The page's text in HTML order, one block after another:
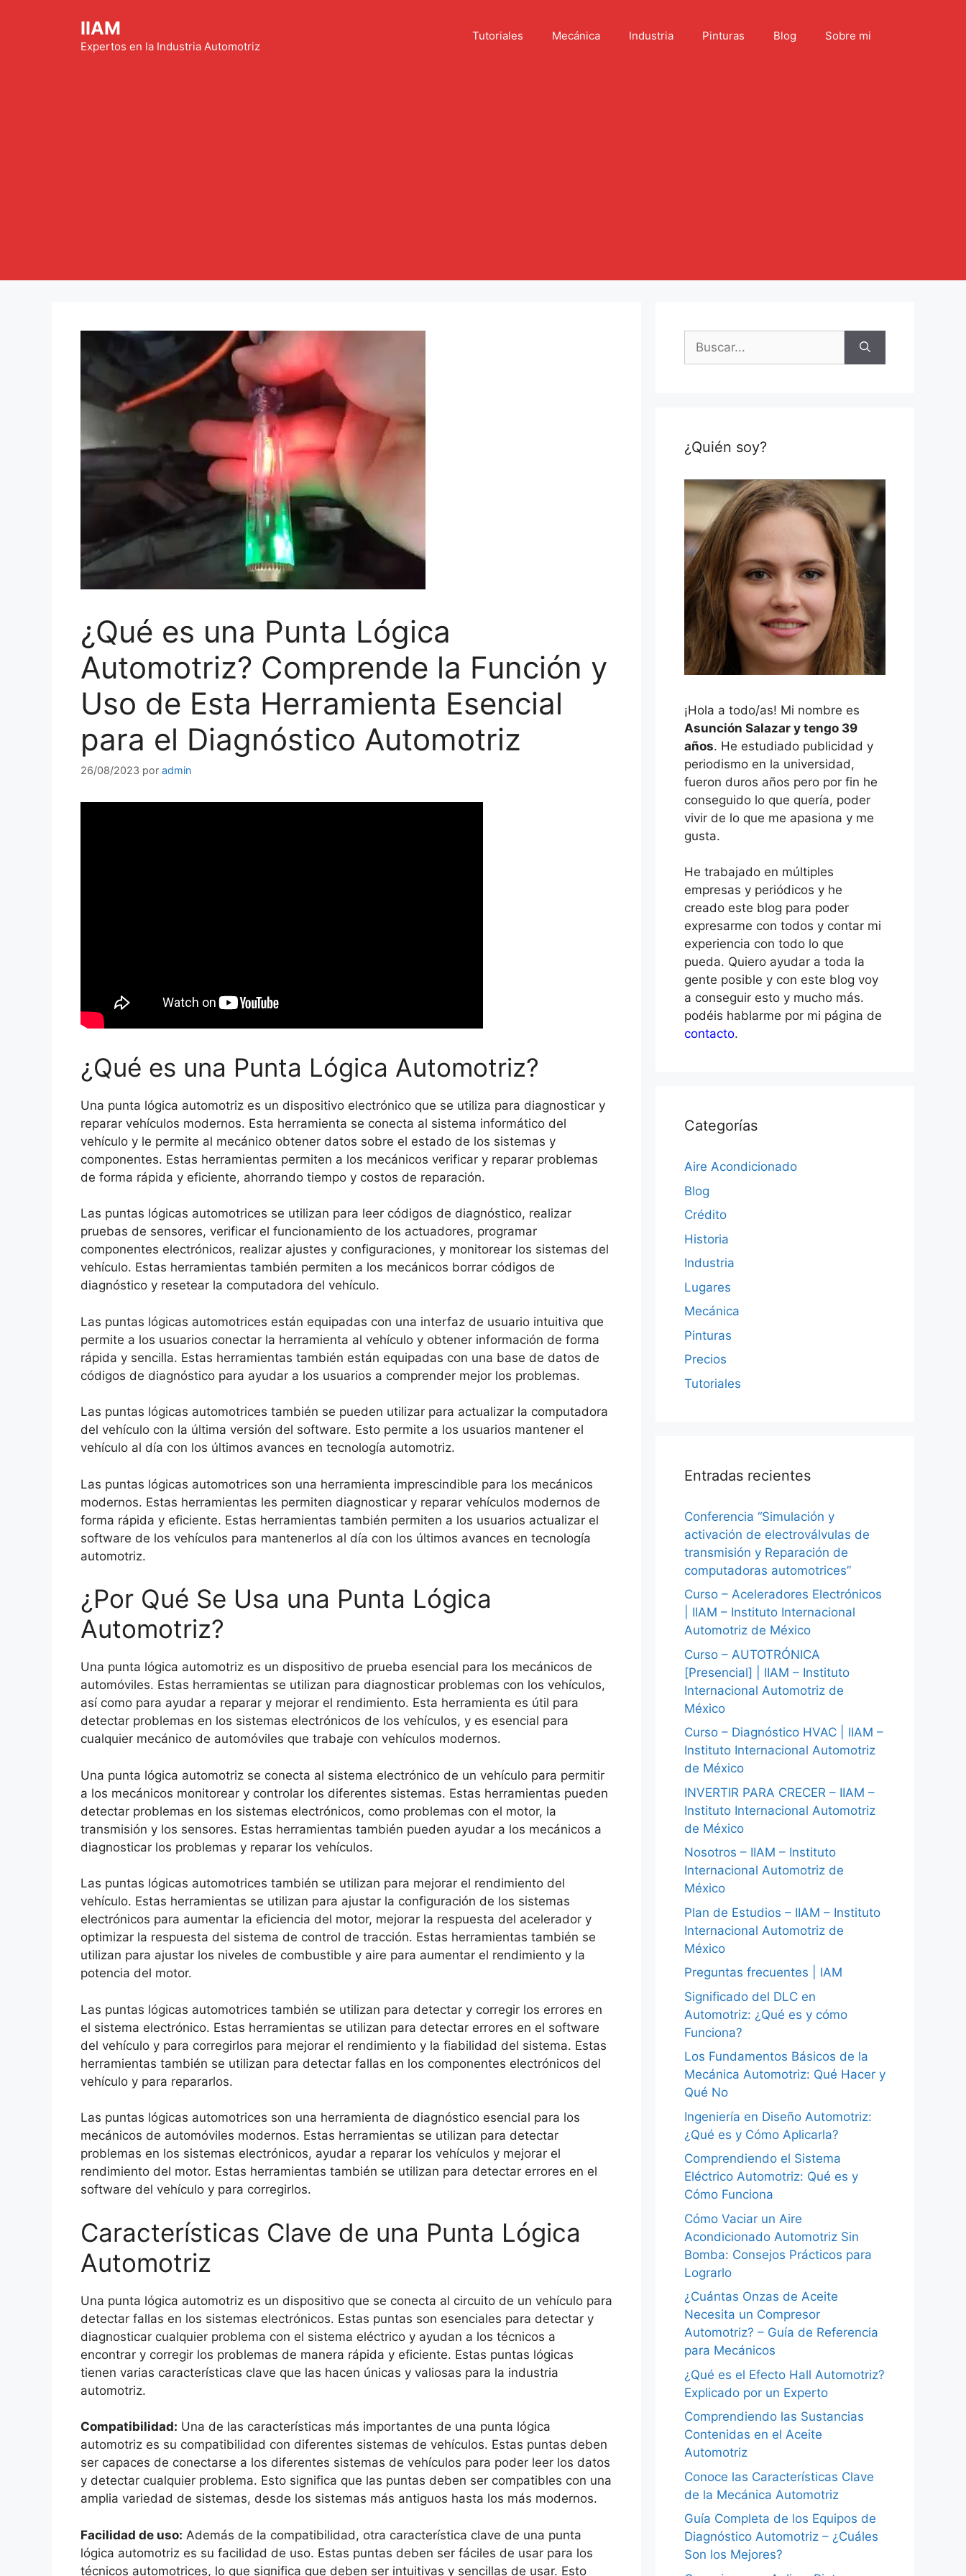
IIAM
Expertos en la Industria Automotriz
Tutoriales Mecánica Industria Pinturas Blog Sobre mi
¿Qué es una Punta Lógica
Automotriz? Comprende la Función y
Uso de Esta Herramienta Esencial
para el Diagnóstico Automotriz
26/08/2023 por admin
¿Qué es una Punta Lógica Automotriz?
Una punta lógica automotriz es un dispositivo electrónico que se utiliza para diagnosticar y
reparar vehículos modernos. Esta herramienta se conecta al sistema informático del
vehículo y le permite al mecánico obtener datos sobre el estado de los sistemas y
componentes. Estas herramientas permiten a los mecánicos verificar y reparar problemas
de forma rápida y eficiente, ahorrando tiempo y costos de reparación.
Las puntas lógicas automotrices se utilizan para leer códigos de diagnóstico, realizar
pruebas de sensores, verificar el funcionamiento de los actuadores, programar
componentes electrónicos, realizar ajustes y configuraciones, y monitorear los sistemas del
vehículo. Estas herramientas también permiten a los mecánicos borrar códigos de
diagnóstico y resetear la computadora del vehículo.
Las puntas lógicas automotrices están equipadas con una interfaz de usuario intuitiva que
permite a los usuarios conectar la herramienta al vehículo y obtener información de forma
rápida y sencilla. Estas herramientas también están equipadas con una base de datos de
códigos de diagnóstico para ayudar a los usuarios a comprender mejor los problemas.
Las puntas lógicas automotrices también se pueden utilizar para actualizar la computadora
del vehículo con la última versión del software. Esto permite a los usuarios mantener el
vehículo al día con los últimos avances en tecnología automotriz.
Las puntas lógicas automotrices son una herramienta imprescindible para los mecánicos
modernos. Estas herramientas les permiten diagnosticar y reparar vehículos modernos de
forma rápida y eficiente. Estas herramientas también permiten a los usuarios actualizar el
software de los vehículos para mantenerlos al día con los últimos avances en tecnología
automotriz.
¿Por Qué Se Usa una Punta Lógica
Automotriz?
Una punta lógica automotriz es un dispositivo de prueba esencial para los mecánicos de
automóviles. Estas herramientas se utilizan para diagnosticar problemas con los vehículos,
así como para ayudar a reparar y mejorar el rendimiento. Esta herramienta es útil para
detectar problemas en los sistemas electrónicos de los vehículos, y es esencial para
cualquier mecánico de automóviles que trabaje con vehículos modernos.
Una punta lógica automotriz se conecta al sistema electrónico de un vehículo para permitir
a los mecánicos monitorear y controlar los diferentes sistemas. Estas herramientas pueden
detectar problemas en los sistemas electrónicos, como problemas con el motor, la
transmisión y los sensores. Estas herramientas también pueden ayudar a los mecánicos a
diagnosticar los problemas y reparar los vehículos.
Las puntas lógicas automotrices también se utilizan para mejorar el rendimiento del
vehículo. Estas herramientas se utilizan para ajustar la configuración de los sistemas
electrónicos para aumentar la eficiencia del motor, mejorar la respuesta del acelerador y
optimizar la respuesta del sistema de control de tracción. Estas herramientas también se
utilizan para ajustar los niveles de combustible y aire para aumentar el rendimiento y la
potencia del motor.
Las puntas lógicas automotrices también se utilizan para detectar y corregir los errores en
el sistema electrónico. Estas herramientas se utilizan para detectar errores en el software
del vehículo y para corregirlos para mejorar el rendimiento y la fiabilidad del sistema. Estas
herramientas también se utilizan para detectar fallas en los componentes electrónicos del
vehículo y para repararlos.
Las puntas lógicas automotrices son una herramienta de diagnóstico esencial para los
mecánicos de automóviles modernos. Estas herramientas se utilizan para detectar
problemas en los sistemas electrónicos, ayudar a reparar los vehículos y mejorar el
rendimiento del motor. Estas herramientas también se utilizan para detectar errores en el
software del vehículo y para corregirlos.
Características Clave de una Punta Lógica
Automotriz
Una punta lógica automotriz es un dispositivo que se conecta al circuito de un vehículo para
detectar fallas en los sistemas electrónicos. Estas puntas son esenciales para detectar y
diagnosticar cualquier problema con el sistema eléctrico y ayudan a los técnicos a
encontrar y corregir los problemas de manera rápida y eficiente. Estas puntas lógicas
tienen varias características clave que las hacen únicas y valiosas para la industria
automotriz.
Compatibilidad: Una de las características más importantes de una punta lógica
automotriz es su compatibilidad con diferentes sistemas de vehículos. Estas puntas deben
ser capaces de conectarse a los diferentes sistemas de vehículos para poder leer los datos
y detectar cualquier problema. Esto significa que las puntas deben ser compatibles con una
amplia variedad de sistemas, desde los sistemas más antiguos hasta los más modernos.
Facilidad de uso: Además de la compatibilidad, otra característica clave de una punta
lógica automotriz es su facilidad de uso. Estas puntas deben ser fáciles de usar para los
técnicos automotrices, lo que significa que deben ser intuitivas y sencillas de usar. Esto
Buscar:
¿Quién soy?
¡Hola a todo/as! Mi nombre es
Asunción Salazar y tengo 39
años. He estudiado publicidad y
periodismo en la universidad,
fueron duros años pero por fin he
conseguido lo que quería, poder
vivir de lo que me apasiona y me
gusta.
He trabajado en múltiples
empresas y periódicos y he
creado este blog para poder
expresarme con todos y contar mi
experiencia con todo lo que
pueda. Quiero ayudar a toda la
gente posible y con este blog voy
a conseguir esto y mucho más.
podéis hablarme por mi página de
contacto.
Categorías
Aire Acondicionado
Blog
Crédito
Historia
Industria
Lugares
Mecánica
Pinturas
Precios
Tutoriales
Entradas recientes
Conferencia “Simulación y
activación de electroválvulas de
transmisión y Reparación de
computadoras automotrices”
Curso – Aceleradores Electrónicos
| IIAM – Instituto Internacional
Automotriz de México
Curso – AUTOTRÓNICA
[Presencial] | IIAM – Instituto
Internacional Automotriz de
México
Curso – Diagnóstico HVAC | IIAM –
Instituto Internacional Automotriz
de México
INVERTIR PARA CRECER – IIAM –
Instituto Internacional Automotriz
de México
Nosotros – IIAM – Instituto
Internacional Automotriz de
México
Plan de Estudios – IIAM – Instituto
Internacional Automotriz de
México
Preguntas frecuentes | IAM
Significado del DLC en
Automotriz: ¿Qué es y cómo
Funciona?
Los Fundamentos Básicos de la
Mecánica Automotriz: Qué Hacer y
Qué No
Ingeniería en Diseño Automotriz:
¿Qué es y Cómo Aplicarla?
Comprendiendo el Sistema
Eléctrico Automotriz: Qué es y
Cómo Funciona
Cómo Vaciar un Aire
Acondicionado Automotriz Sin
Bomba: Consejos Prácticos para
Lograrlo
¿Cuántas Onzas de Aceite
Necesita un Compresor
Automotriz? – Guía de Referencia
para Mecánicos
¿Qué es el Efecto Hall Automotriz?
Explicado por un Experto
Comprendiendo las Sustancias
Contenidas en el Aceite
Automotriz
Conoce las Características Clave
de la Mecánica Automotriz
Guía Completa de los Equipos de
Diagnóstico Automotriz – ¿Cuáles
Son los Mejores?